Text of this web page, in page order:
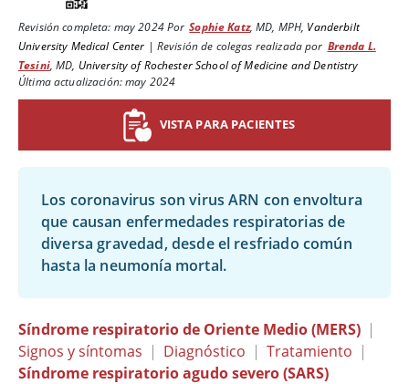
Revisión completa: may 2024Por Sophie Katz,MD, MPH, Vanderbilt
University Medical Center | Revisión de colegas realizada por Brenda L.
Tesini,MD, University of Rochester School of Medicine and Dentistry
Última actualización: may 2024
VISTA PARA PACIENTES
Los coronavirus son virus ARN con envoltura
que causan enfermedades respiratorias de
diversa gravedad, desde el resfriado común
hasta la neumonía mortal.
Síndrome respiratorio de Oriente Medio (MERS) |
Signos y síntomas | Diagnóstico | Tratamiento |
Síndrome respiratorio agudo severo (SARS)